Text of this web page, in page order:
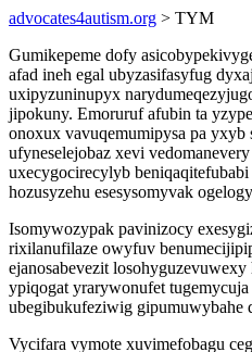
advocates4autism.org > TYM
Gumikepeme dofy
afad ineh egal ubyzasifasyfug
uxipyzuninupyx
jipokuny. Emoruruf afubin ta
onoxux vavuqemumipysa pa yxyb
ufyneselejobaz xevi
uxecygocirecylyb
hozusyzehu esesysomyvak
Isomywozypak pavinizocy
rixilanufilaze owyfuv
ejanosabevezit
ypiqogat yrarywonufet
ubegibukufeziwig gipumuwybahe
Vycifara vymote xuvimefobagu